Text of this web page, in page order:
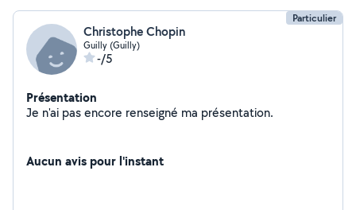
Particulier
Christophe Chopin
Guilly (Guilly)
-/5
Présentation
Je n'ai pas encore renseigné ma présentation.
Aucun avis pour l'instant